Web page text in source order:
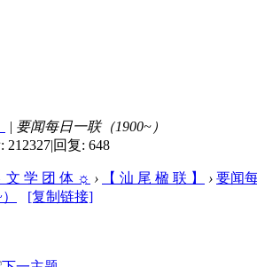
| 要闻每日一联（1900~）
212327|回复: 648
文 学 团 体 ☼ › 【 汕 尾 楹 联 】 › 要闻
[复制链接]